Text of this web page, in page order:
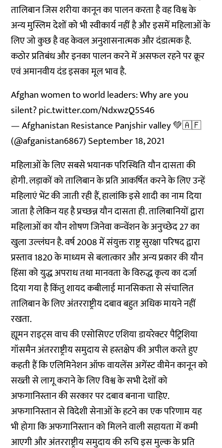
तालिबान जिस शरीया कानून का पालन करता है वह विश्व के
अन्य मुस्लिम देशों को भी स्वीकार्य नहीं है और इसमें महिलाओं के
लिए जो कुछ है वह केवल अनुशासनात्मक और दंडात्मक है.
कठोर प्रतिबंध और इनका पालन करने में असफल रहने पर क्रूर
एवं अमानवीय दंड इसका मूल भाव है.
Afghan women to world leaders: Why are you
silent?pic.twitter.com/NdxwzQ5S46
— Afghanistan Resistance Panjshir valley 💚🇦🇫
(@afganistan6867)September 18, 2021
महिलाओं के लिए सबसे भयानक परिस्थिति यौन दासता की
होगी. लड़ाकों को तालिबान के प्रति आकर्षित करने के लिए उन्हें
महिलाएं भेंट की जाती रही हैं, हालांकि इसे शादी का नाम दिया
जाता है लेकिन यह है प्रच्छन्न यौन दासता ही. तालिबानियों द्वारा
महिलाओं का यौन शोषण जिनेवा कन्वेंशन के अनुच्छेद 27 का
खुला उल्लंघन है. वर्ष 2008 में संयुक्त राष्ट्र सुरक्षा परिषद द्वारा
प्रस्ताव 1820 के माध्यम से बलात्कार और अन्य प्रकार की यौन
हिंसा को युद्ध अपराध तथा मानवता के विरुद्ध कृत्य का दर्जा
दिया गया है किंतु शायद कबीलाई मानसिकता से संचालित
तालिबान के लिए अंतरराष्ट्रीय दबाव बहुत अधिक मायने नहीं
रखता.
ह्यूमन राइट्स वाच की एसोसिएट एशिया डायरेक्टर पैट्रिशिया
गॉसमैन अंतरराष्ट्रीय समुदाय से हस्तक्षेप की अपील करते हुए
कहती हैं कि एलिमिनेशन ऑफ वायलेंस अगेंस्ट वीमेन कानून को
सख्ती से लागू कराने के लिए विश्व के सभी देशों को
अफगानिस्तान की सरकार पर दबाव बनाना चाहिए.
अफगानिस्तान से विदेशी सेनाओं के हटने का एक परिणाम यह
भी होगा कि अफगानिस्तान को मिलने वाली सहायता में कमी
आएगी और अंतरराष्ट्रीय समुदाय की रुचि इस मुल्क के प्रति